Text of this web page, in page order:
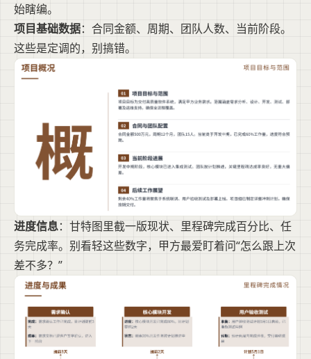
始瞎编。
项目基础数据：合同金额、周期、团队人数、当前阶段。
这些是定调的，别搞错。
进度信息：甘特图里截一版现状、里程碑完成百分比、任
务完成率。别看轻这些数字，甲方最爱盯着问“怎么跟上次
差不多？”